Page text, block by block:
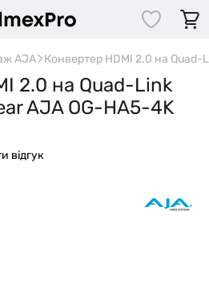
AJA Конвертер HDMI 2.0 на
2.0 на Quad-Link
AJA OG-HA5-4K
відгук